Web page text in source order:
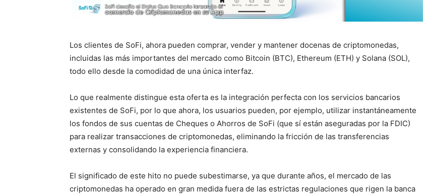
Los clientes de SoFi, ahora pueden comprar, vender y mantener docenas de criptomonedas,
incluidas las más importantes del mercado como Bitcoin (BTC), Ethereum (ETH) y Solana (SOL),
todo ello desde la comodidad de una única interfaz.
Lo que realmente distingue esta oferta es la integración perfecta con los servicios bancarios
existentes de SoFi, por lo que ahora, los usuarios pueden, por ejemplo, utilizar instantáneamente
los fondos de sus cuentas de Cheques o Ahorros de SoFi (que sí están aseguradas por la FDIC)
para realizar transacciones de criptomonedas, eliminando la fricción de las transferencias
externas y consolidando la experiencia financiera.
El significado de este hito no puede subestimarse, ya que durante años, el mercado de las
criptomonedas ha operado en gran medida fuera de las estrictas regulaciones que rigen la banca